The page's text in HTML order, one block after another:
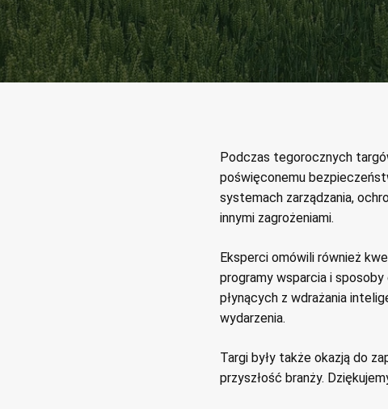
Podczas tegorocznych
poświęconemu
systemach zarządzania,
innymi zagrożeniami.
Eksperci omówili również
programy wsparcia i
płynących z wdrażania
wydarzenia.
Targi były także okazją do
przyszłość branży.